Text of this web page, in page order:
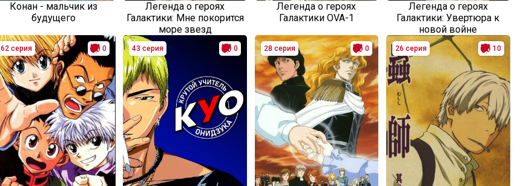
Конан - мальчик из
будущего
Легенда о героях
Галактики: Мне покорится
море звезд
Легенда о героях
Галактики OVA-1
Легенда о героях
Галактики: Увертюра к
новой войне
62 серия 0 43 серия 0 28 серия 0 26 серия 10